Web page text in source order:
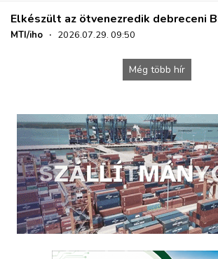
Elkészült az ötvenezredik debreceni
MTI/iho · 2026.07.29. 09:50
Még több hír